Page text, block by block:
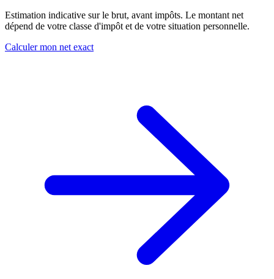
Estimation indicative sur le brut, avant impôts. Le montant net
dépend de votre classe d'impôt et de votre situation personnelle.
Calculer mon net exact